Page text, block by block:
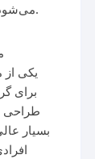
می‌شود تا متناسب با فصل و سلیقه‌های مختلف باشد.
یکی از
برای
طراحی
بسیار